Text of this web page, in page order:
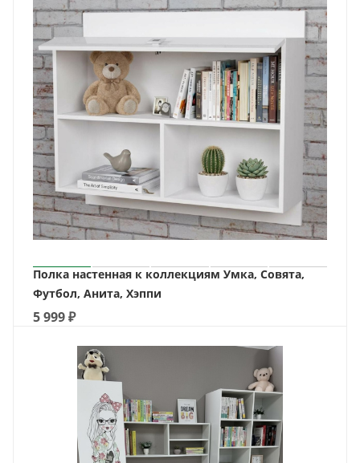
Полка настенная к коллекциям Умка, Совята,
Футбол, Анита, Хэппи
5 999₽